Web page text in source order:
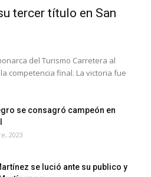
tercer título en San
del Turismo Carretera al
competencia final. La victoria fue
se consagró campeón en
2023
se lució ante su publico y